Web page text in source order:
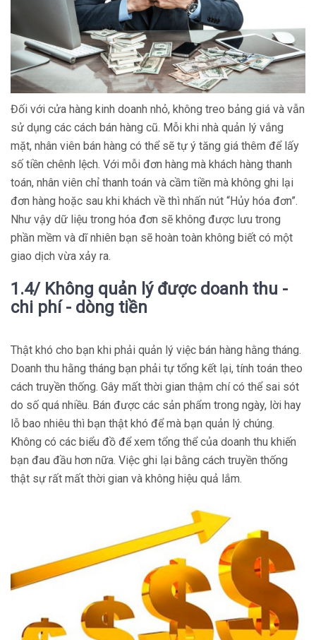
Đối với cửa hàng kinh doanh nhỏ, không treo bảng giá và vẫn
sử dụng các cách bán hàng cũ. Mỗi khi nhà quản lý vắng
mặt, nhân viên bán hàng có thể sẽ tự ý tăng giá thêm để lấy
số tiền chênh lệch. Với mỗi đơn hàng mà khách hàng thanh
toán, nhân viên chỉ thanh toán và cầm tiền mà không ghi lại
đơn hàng hoặc sau khi khách về thì nhấn nút “Hủy hóa đơn”.
Như vậy dữ liệu trong hóa đơn sẽ không được lưu trong
phần mềm và dĩ nhiên bạn sẽ hoàn toàn không biết có một
giao dịch vừa xảy ra.
1.4/ Không quản lý được doanh thu -
chi phí - dòng tiền
Thật khó cho bạn khi phải quản lý việc bán hàng hằng tháng.
Doanh thu hằng tháng bạn phải tự tổng kết lại, tính toán theo
cách truyền thống. Gây mất thời gian thậm chí có thể sai sót
do số quá nhiều. Bán được các sản phẩm trong ngày, lời hay
lỗ bao nhiêu thì bạn thật khó để mà bạn quản lý chúng.
Không có các biểu đồ để xem tổng thể của doanh thu khiến
bạn đau đầu hơn nữa. Việc ghi lại bằng cách truyền thống
thật sự rất mất thời gian và không hiệu quả lắm.